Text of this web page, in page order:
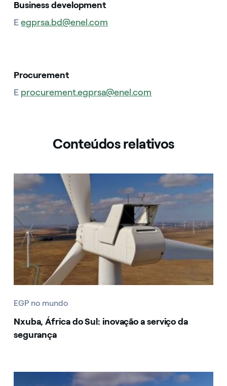
Business development
E egprsa.bd@enel.com
Procurement
E procurement.egprsa@enel.com
Conteúdos relativos
EGP no mundo
Nxuba, África do Sul: inovação a serviço da
segurança